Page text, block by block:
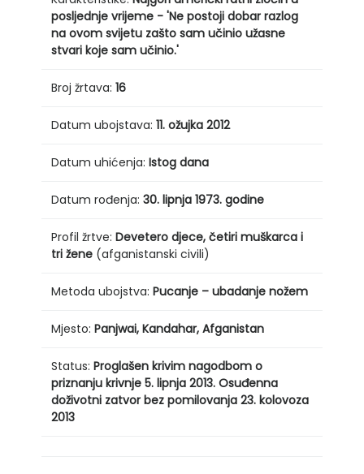
posljednje vrijeme - 'Ne postoji dobar razlog
na ovom svijetu zašto sam učinio užasne
stvari koje sam učinio.'
Broj žrtava: 16
Datum ubojstava: 11. ožujka 2012
Datum uhićenja: Istog dana
Datum rođenja: 30. lipnja 1973. godine
Profil žrtve: Devetero djece, četiri muškarca i
tri žene (afganistanski civili)
Metoda ubojstva: Pucanje – ubadanje nožem
Mjesto: Panjwai, Kandahar, Afganistan
Status: Proglašen krivim nagodbom o
priznanju krivnje 5. lipnja 2013. Osuđenna
doživotni zatvor bez pomilovanja 23. kolovoza
2013